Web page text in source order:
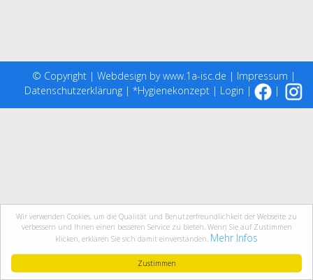
Zustimmen
Wir verwenden Cookies, um die Qualität und Benutzerfreundlichkeit der Webseite zu
verbessern und Ihnen einen besseren Service zu bieten. Wenn Sie auf Zustimmen
klicken, erklären Sie sich damit einverstanden. Mehr Infos
© Copyright | Webdesign bywww.1a-isc.de | Impressum |
Datenschutzerklärung | *Hygienekonzept | Login | |